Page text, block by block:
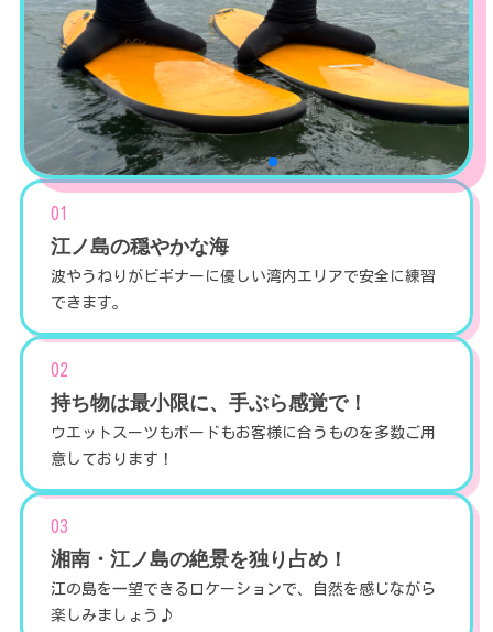
01
江ノ島の穏やかな海
波やうねりがビギナーに優しい湾内エリアで安全に練習
できます。
02
持ち物は最小限に、手ぶら感覚で！
ウエットスーツもボードもお客様に合うものを多数ご用
意しております！
03
湘南・江ノ島の絶景を独り占め！
江の島を一望できるロケーションで、自然を感じながら
楽しみましょう♪